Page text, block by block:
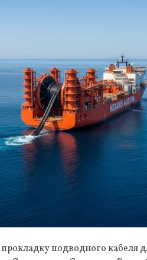
подводного кабеля